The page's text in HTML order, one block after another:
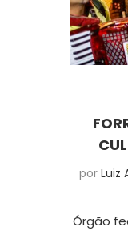
porLuiz
Órgão